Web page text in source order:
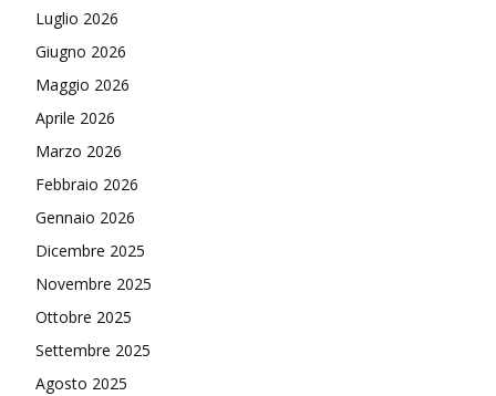
Luglio 2026
Giugno 2026
Maggio 2026
Aprile 2026
Marzo 2026
Febbraio 2026
Gennaio 2026
Dicembre 2025
Novembre 2025
Ottobre 2025
Settembre 2025
Agosto 2025